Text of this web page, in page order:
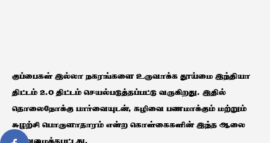
குப்பைகள் இல்லா நகரங்களை உருவாக்க தூய்மை இந்தியா
திட்டம் 2.0 திட்டம் செயல்படுத்தப்பட்டு வருகிறது. இதில்
தொலைநோக்கு பார்வையுடன், கழிவை பணமாக்கும் மற்றும்
சுழற்சி பொருளாதாரம் என்ற கொள்கைகளின் இந்த ஆலை